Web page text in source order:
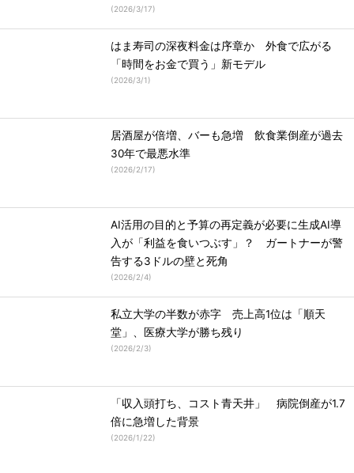
(2026/3/17)
はま寿司の深夜料金は序章か 外食で広がる
「時間をお金で買う」新モデル
(2026/3/1)
居酒屋が倍増、バーも急増 飲食業倒産が過去
30年で最悪水準
(2026/2/17)
AI活用の目的と予算の再定義が必要に生成AI導
入が「利益を食いつぶす」？ ガートナーが警
告する3ドルの壁と死角
(2026/2/4)
私立大学の半数が赤字 売上高1位は「順天
堂」、医療大学が勝ち残り
(2026/2/3)
「収入頭打ち、コスト青天井」 病院倒産が1.7
倍に急増した背景
(2026/1/22)